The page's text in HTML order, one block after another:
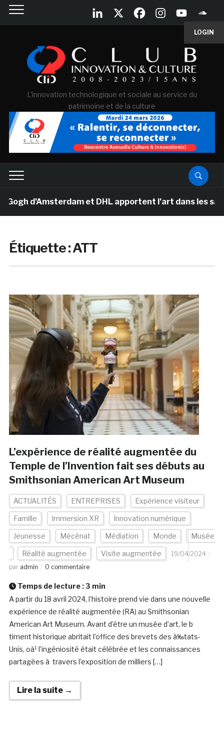
LOGIN
L'innovation technologique et sociale au service du
patrimoine et de la culture
d’Amsterdam et DHL apportent l’art dans les salles
Étiquette :ATT
L’expérience de réalité augmentée du
Temple de l’Invention fait ses débuts au
Smithsonian American Art Museum
ACTUALITÉS ENTREPRISES Expérience visiteur
Famille Immersion XR Innovation numérique
Jeunesse Mécénat Médiation Monde Musée
Réalité augmentée Visite augmentée
19/04/2024
par admin 0 commentaire
Temps de lecture : 3 min
A partir du 18 avril 2024, l’histoire prend vie dans une nouvelle
expérience de réalité augmentée (RA) au Smithsonian
American Art Museum. Avant d’être un musée d’art, le b
timent historique abritait l’office des brevets des à‰tats-
Unis, oà¹ l’ingéniosité était célébrée et les connaissances
partagées à travers l’exposition de milliers […]
Lire la suite →